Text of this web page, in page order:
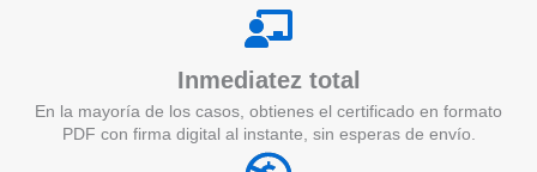
Inmediatez total
En la mayoría de los casos, obtienes el certificado en formato
PDF con firma digital al instante, sin esperas de envío.